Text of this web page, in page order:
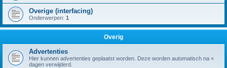
Overige (interfacing)
Onderwerpen: 1
Overig
Advertenties
Hier kunnen advertenties geplaatst worden. Deze worden automatisch na ×
dagen verwijderd.